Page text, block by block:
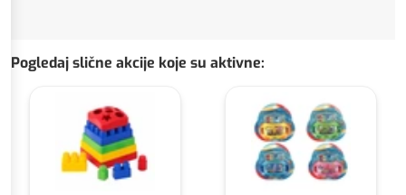
Pogledaj slične akcije koje su aktivne: